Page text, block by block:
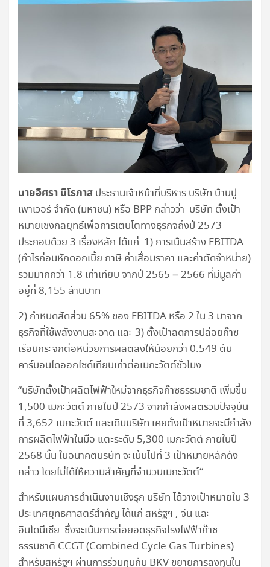
นายอิศรา นิโรภาส ประธานเจ้าหน้าที่บริหาร บริษัท บ้านปู
เพาเวอร์ จำกัด (มหาชน) หรือ BPP กล่าวว่า บริษัท ตั้งเป้า
หมายเชิงกลยุทธ์เพื่อการเติบโตทางธุรกิจถึงปี 2573
ประกอบด้วย 3 เรื่องหลัก ได้แก่ 1) การเน้นสร้าง EBITDA
(กำไรก่อนหักดอกเบี้ย ภาษี ค่าเสื่อมราคา และค่าตัดจำหน่าย)
รวมมากกว่า 1.8 เท่าเทียบ จากปี 2565 – 2566 ที่มีมูลค่า
อยู่ที่ 8,155 ล้านบาท
2) กำหนดสัดส่วน 65% ของ EBITDA หรือ 2 ใน 3 มาจาก
ธุรกิจที่ใช้พลังงานสะอาด และ 3) ตั้งเป้าลดการปล่อยก๊าซ
เรือนกระจกต่อหน่วยการผลิตลงให้น้อยกว่า 0.549 ตัน
คาร์บอนไดออกไซด์เทียบเท่าต่อเมกะวัตต์ชั่วโมง
“บริษัทตั้งเป้าผลิตไฟฟ้าใหม่จากธุรกิจก๊าซธรรมชาติ เพิ่มขึ้น
1,500 เมกะวัตต์ ภายในปี 2573 จากกำลังผลิตรวมปัจจุบัน
ที่ 3,652 เมกะวัตต์ และเดิมบริษัท เคยตั้งเป้าหมายจะมีกำลัง
การผลิตไฟฟ้าในมือ แตะระดับ 5,300 เมกะวัตต์ ภายในปี
2568 นั้น ในอนาคตบริษัท จะเน้นไปที่ 3 เป้าหมายหลักดัง
กล่าว โดยไม่ได้ให้ความสำคัญที่จำนวนเมกะวัตต์“
สำหรับแผนการดำเนินงานเชิงรุก บริษัท ได้วางเป้าหมายใน 3
ประเทศยุทธศาสตร์สำคัญ ได้แก่ สหรัฐฯ , จีน และ
อินโดนีเซีย ซึ่งจะเน้นการต่อยอดธุรกิจโรงไฟฟ้าก๊าซ
ธรรมชาติ CCGT (Combined Cycle Gas Turbines)
สำหรับสหรัฐฯ ผ่านการร่วมทุนกับ BKV ขยายการลงทุนใน